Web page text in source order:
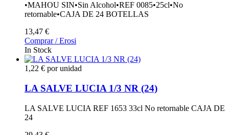
•MAHOU SIN•Sin Alcohol•REF 0085•25cl•No
retornable•CAJA DE 24 BOTELLAS
13,47 €
Comprar / Erosi
In Stock
1,22 € por unidad
LA SALVE LUCIA 1/3 NR (24)
LA SALVE LUCIA REF 1653 33cl No retornable CAJA DE
24